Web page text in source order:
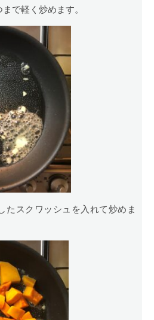
で軽く炒めます。
たスクワッシュを入れて炒めま